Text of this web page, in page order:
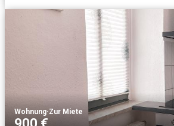
Wohnung·Zur Miete